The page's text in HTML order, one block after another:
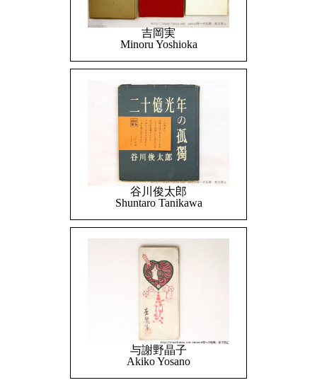
吉岡実
Minoru Yoshioka
谷川俊太郎
Shuntaro Tanikawa
与謝野晶子
Akiko Yosano